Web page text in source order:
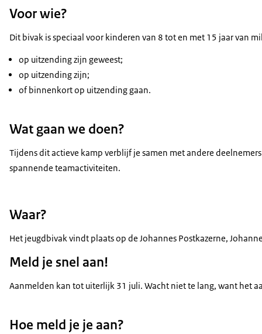
Voor wie?
Dit bivak is speciaal voor kinderen van 8 tot en met 15 jaar van
op uitzending zijn geweest;
op uitzending zijn;
of binnenkort op uitzending gaan.
Wat gaan we doen?
Tijdens dit actieve kamp verblijf je samen met andere
spannende teamactiviteiten.
Waar?
Het jeugdbivak vindt plaats op de Johannes Postkazerne,
Meld je snel aan!
Aanmelden kan tot uiterlijk 31 juli. Wacht niet te lang, want het
Hoe meld je je aan?